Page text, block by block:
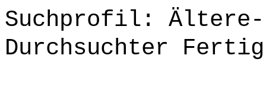
Suchprofil: Ältere-
Durchsuchter